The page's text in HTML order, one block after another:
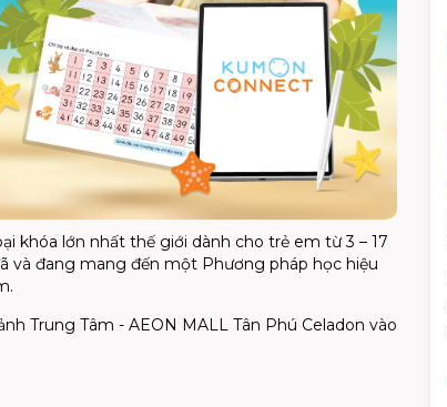
khóa lớn nhất thế giới dành cho trẻ em từ 3 – 17
và đang mang đến một Phương pháp học hiệu
Trung Tâm - AEON MALL Tân Phú Celadon vào